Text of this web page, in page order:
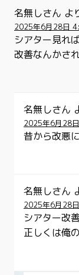
名無しさん よ
2025年6月28日
シアター見れ
改善なんかさ
名無しさん
2025年6月28
昔から改悪
名無しさん
2025年6月28
シアター改
正しくは俺